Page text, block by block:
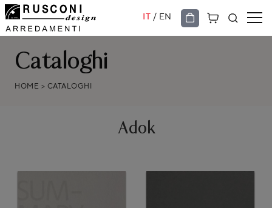
IT / EN
Cataloghi
HOME > CATALOGHI
Adok